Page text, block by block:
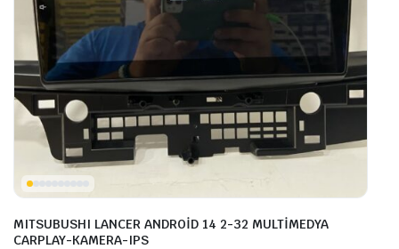
MITSUBUSHI LANCER ANDROİD 14 2-32 MULTİMEDYA
CARPLAY-KAMERA-IPS